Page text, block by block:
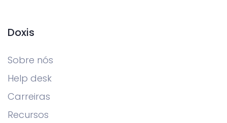
Doxis
Sobre nós
Help desk
Carreiras
Recursos